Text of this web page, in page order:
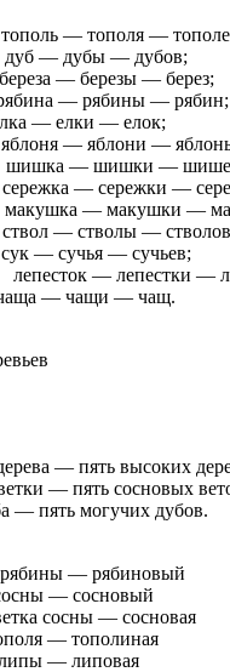
— тополя —
дубы — дубов;
березы — берез;
рябины — рябин;
— елок;
— яблони —
— шишки —
— сережки —
— макушки —
— стволы —
сучья — сучьев;
— лепестки —
— чащи — чащ.
— пять высоких
— пять сосновых
— пять могучих дубов.
— рябиновый
сосновый
— сосновая
тополиная
липовая